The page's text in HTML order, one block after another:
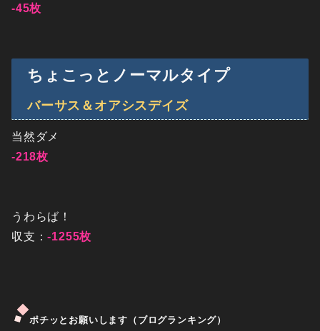
-45枚
ちょこっとノーマルタイプ
バーサス＆オアシスデイズ
当然ダメ
-218枚
うわらば！
収支：-1255枚
ポチッとお願いします（ブログランキング）